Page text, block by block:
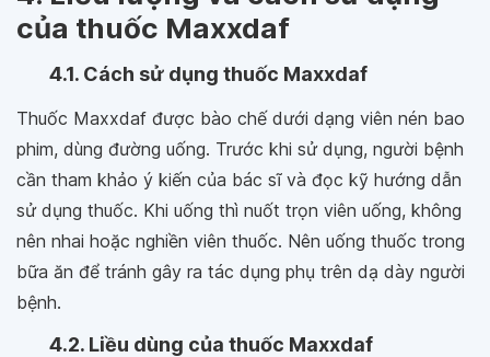
của thuốc Maxxdaf
4.1. Cách sử dụng thuốc Maxxdaf
Thuốc Maxxdaf được bào chế dưới dạng viên nén bao
phim, dùng đường uống. Trước khi sử dụng, người bệnh
cần tham khảo ý kiến của bác sĩ và đọc kỹ hướng dẫn
sử dụng thuốc. Khi uống thì nuốt trọn viên uống, không
nên nhai hoặc nghiền viên thuốc. Nên uống thuốc trong
bữa ăn để tránh gây ra tác dụng phụ trên dạ dày người
bệnh.
4.2. Liều dùng của thuốc Maxxdaf